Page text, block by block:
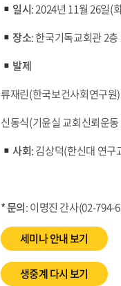
일시: 2024년 11월 26일(
장소: 한국기독교회관 2
발제
류재린(한국보건사회연구원
신동식(기윤실 교회신뢰운
사회: 김상덕(한신대 연구
*문의: 이명진 간사(02-
세미나 안내 보기
생중계 다시 보기